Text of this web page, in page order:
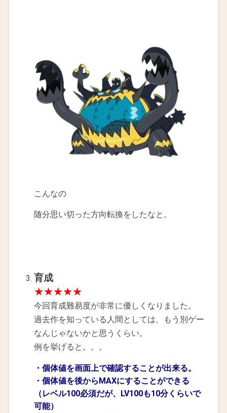
こんなの
随分思い切った方向転換をしたなと。
育成
★★★★★
今回育成難易度が非常に優しくなりました。
過去作を知っている人間としては、もう別ゲー
なんじゃないかと思うくらい。
例を挙げると。。。
・個体値を画面上で確認することが出来る。
・個体値を後からMAXにすることができる
（レベル100必須だが、LV100も10分くらいで
可能）